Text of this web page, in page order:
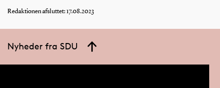
Redaktionen afsluttet: 17.08.2023
Nyheder fra SDU